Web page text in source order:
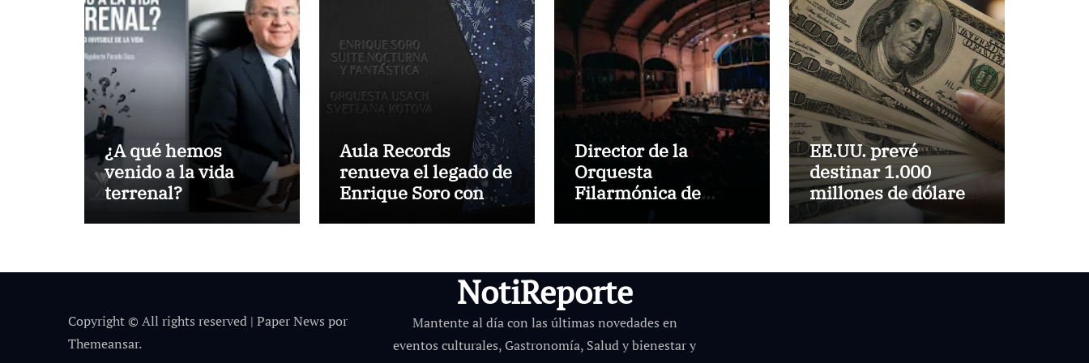
¿A qué hemos
venido a la vida
terrenal?
Aula Records
renueva el legado de
Enrique Soro con
“Suite nocturna y
Director de la
Orquesta
Filarmónica de
Bruselas dirigirá por
EE.UU. prevé
destinar 1.000
millones de dólares
a Colombia para un
Copyright © All rights reserved | Paper News por
Themeansar.
NotiReporte
Mantente al día con las últimas novedades en
eventos culturales, Gastronomía, Salud y bienestar y